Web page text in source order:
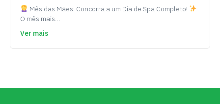
Mês das Mães: Concorra a um Dia de Spa Completo!
O mês mais…
Ver mais